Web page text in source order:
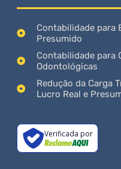
Contabilidade para
Presumido
Contabilidade para
Odontológicas
Redução da Carga
Lucro Real e
Verificada por